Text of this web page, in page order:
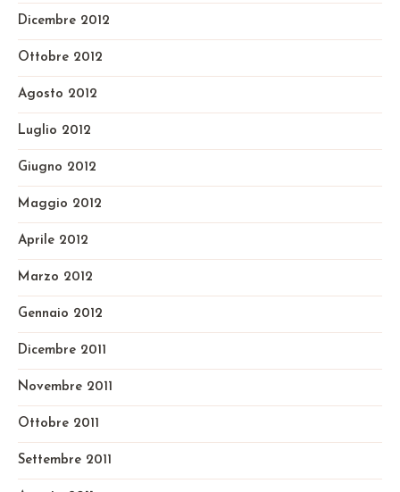
Dicembre 2012
Ottobre 2012
Agosto 2012
Luglio 2012
Giugno 2012
Maggio 2012
Aprile 2012
Marzo 2012
Gennaio 2012
Dicembre 2011
Novembre 2011
Ottobre 2011
Settembre 2011